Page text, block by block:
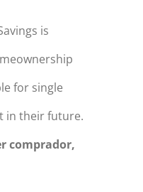
is
for single
in their future.
comprador,